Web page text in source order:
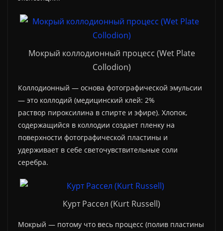
Мокрый коллодионный процесс (Wet Plate
Collodion)
Коллодионный — основа фотографической эмульсии
— это коллодий (медицинский клей: 2%
раствор пироксилина в спирте и эфире). Хлопок,
содержащийся в коллодии создает пленку на
поверхности фотографической пластины и
удерживает в себе светочувствительные соли
серебра.
Курт Рассел (Kurt Russell)
Мокрый — потому что весь процесс (полив пластины